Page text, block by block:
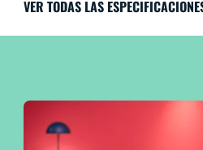
VER TODAS LAS